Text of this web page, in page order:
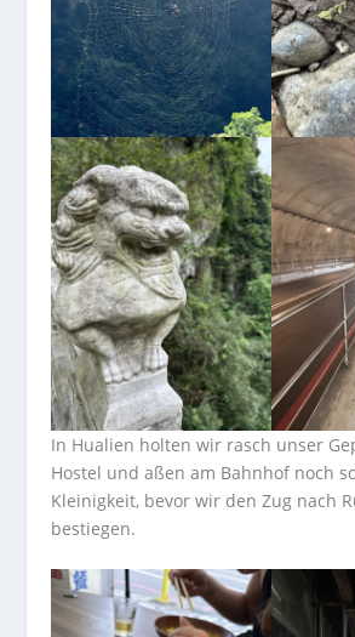
In Hualien holten wir rasch unser
Hostel und aßen am Bahnhof noch
Kleinigkeit, bevor wir den Zug nach
bestiegen.